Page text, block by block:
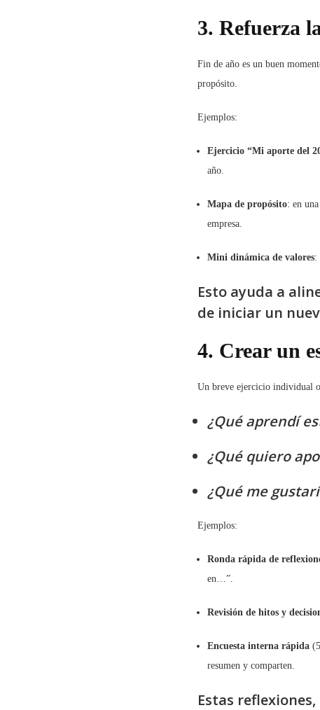
3. Refuerza
Fin de año es un buen
propósito.
Ejemplos:
Ejercicio “Mi aporte del
año.
Mapa de propósito: en
empresa.
Mini dinámica de valores:
Esto ayuda a
de iniciar un
4. Crear un
Un breve ejercicio individual
¿Qué aprendí
¿Qué quiero
¿Qué me
Ejemplos:
Ronda rápida de
en…”.
Revisión de hitos y
Encuesta interna rápida
resumen y comparten.
Estas